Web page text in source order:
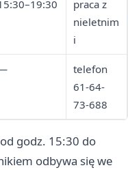
praca z
nieletnim
i
telefon
61-64-
73-688
godz. 15:30 do
odbywa się we